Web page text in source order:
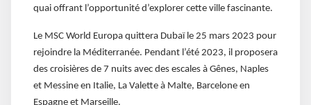
quai offrant l’opportunité d’explorer cette ville fascinante.
Le MSC World Europa quittera Dubaï le 25 mars 2023 pour
rejoindre la Méditerranée. Pendant l’été 2023, il proposera
des croisières de 7 nuits avec des escales à Gênes, Naples
et Messine en Italie, La Valette à Malte, Barcelone en
Espagne et Marseille.